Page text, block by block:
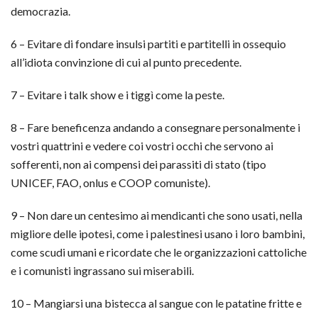
democrazia.
6 – Evitare di fondare insulsi partiti e partitelli in ossequio
all’idiota convinzione di cui al punto precedente.
7 – Evitare i talk show e i tiggì come la peste.
8 – Fare beneficenza andando a consegnare personalmente i
vostri quattrini e vedere coi vostri occhi che servono ai
sofferenti, non ai compensi dei parassiti di stato (tipo
UNICEF, FAO, onlus e COOP comuniste).
9 – Non dare un centesimo ai mendicanti che sono usati, nella
migliore delle ipotesi, come i palestinesi usano i loro bambini,
come scudi umani e ricordate che le organizzazioni cattoliche
e i comunisti ingrassano sui miserabili.
10 – Mangiarsi una bistecca al sangue con le patatine fritte e